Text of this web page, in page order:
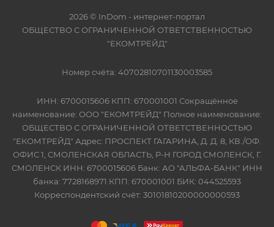
2026 © InDom - интернет-портал
ОБЩЕСТВО С ОГРАНИЧЕННОЙ ОТВЕТСТВЕННОСТЬЮ
"ЕКОМТРЕЙД"
Номер счёта: 40702810701130003585
ИНН: 6700015606 КПП: 670001001 Сокращённое
наименование: ООО "ЕКОМТРЕЙД" Полное наименование:
ОБЩЕСТВО С ОГРАНИЧЕННОЙ ОТВЕТСТВЕННОСТЬЮ
"ЕКОМТРЕЙД" Адрес: ПРОСПЕКТ ГАГАРИНА, Д. Д. 8, КВ./ОФ.
ОФИС 1, СМОЛЕНСКАЯ ОБЛАСТЬ, Р-Н ГОРОД СМОЛЕНСК, Г.
СМОЛЕНСК ИНН: 6700015606 Банк: АО "АЛЬФА-БАНК" ИНН
банка: 7728168971 КПП: 670001001 БИК: 044525593
Корреспондентский счёт: 30101810200000000593